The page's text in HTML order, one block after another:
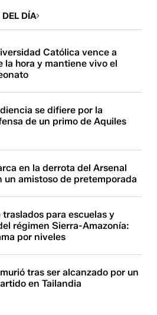
DÍA
Católica vence a
la hora y mantiene vivo el
se difiere por la
de un primo de Aquiles
en la derrota del Arsenal
un amistoso de pretemporada
para escuelas y
régimen Sierra-Amazonía:
por niveles
tras ser alcanzado por un
en Tailandia